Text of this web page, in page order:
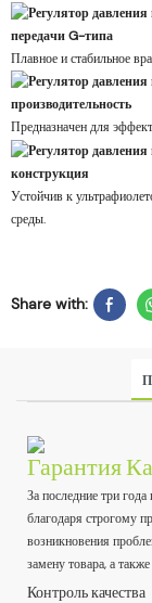
передачи G-типа
Плавное и стабильное
производительность
Предназначен для
конструкция
Устойчив к
среды.
Share with:
Гарантия
За последние три
благодаря строгому
возникновения
замену товара, а
Контроль качества